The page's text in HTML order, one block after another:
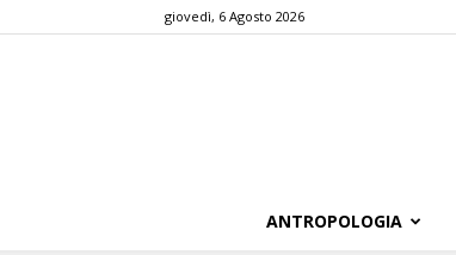
giovedì, 6 Agosto 2026
ANTROPOLOGIA